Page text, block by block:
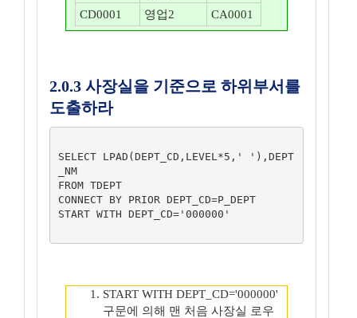
CD0001
영업2 CA0001
2.0.3 사장실을 기준으로 하위부서를
도출하라
SELECT LPAD(DEPT_CD,LEVEL*5,' '),DEPT
_NM
FROM TDEPT
CONNECT BY PRIOR DEPT_CD=P_DEPT
START WITH DEPT_CD='000000'
START WITH DEPT_CD='000000'
구문에 의해 맨 처음 사장실 로우